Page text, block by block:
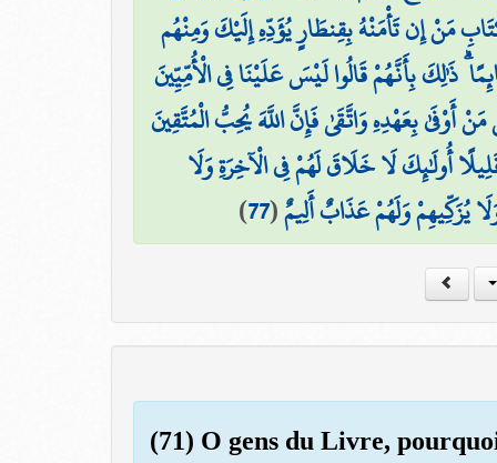
مَنْ إِن تَأْمَنْهُ بِقِنطَارٍ يُؤَدِّهِ إِلَيْكَ وَمِنْهُم
ذَٰلِكَ بِأَنَّهُمْ قَالُوا لَيْسَ عَلَيْنَا فِي الْأُمِّيِّينَ
مَنْ أَوْفَىٰ بِعَهْدِهِ وَاتَّقَىٰ فَإِنَّ اللَّهَ يُحِبُّ الْمُتَّقِينَ
أُولَٰئِكَ لَا خَلَاقَ لَهُمْ فِي الْآخِرَةِ وَلَا
يُزَكِّيهِمْ وَلَهُمْ عَذَابٌ أَلِيمٌ(
77
)
(71) O gens du Livre,